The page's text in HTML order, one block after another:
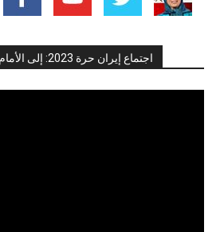
اجتماع إيران حرة 2023: إلى الأمام نحو جمهورية ديمقراطية